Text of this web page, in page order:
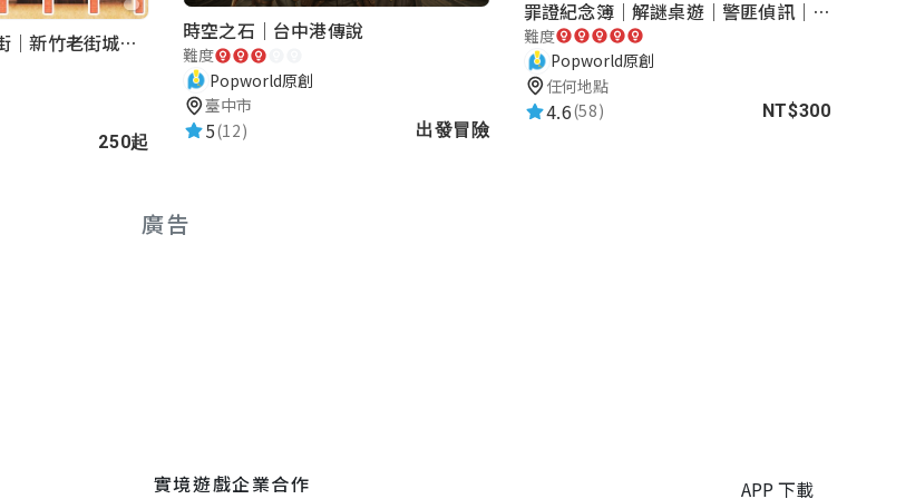
湖口老街-重返夢想街｜新竹老街城市解謎
250起
時空之石｜台中港傳說
難度
Popworld原創
臺中市
5(12) 出發冒險
罪證紀念簿｜解謎桌遊｜警匪偵訊｜室內遊戲
難度
Popworld原創
任何地點
4.6(58) NT$300
廣告
實境遊戲企業合作 APP 下載